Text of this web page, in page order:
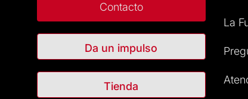
Contacto
Da un impulso
Tienda
La